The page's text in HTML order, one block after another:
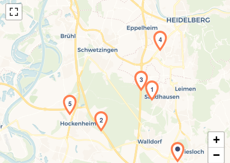
Laden der Karte...1
2
3
4
5
+
−